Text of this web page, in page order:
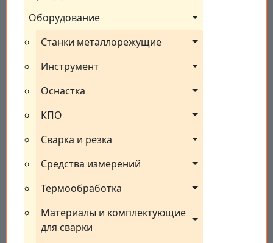
Оборудование
Станки металлорежущие
Инструмент
Оснастка
КПО
Сварка и резка
Средства измерений
Термообработка
Материалы и комплектующие
для сварки